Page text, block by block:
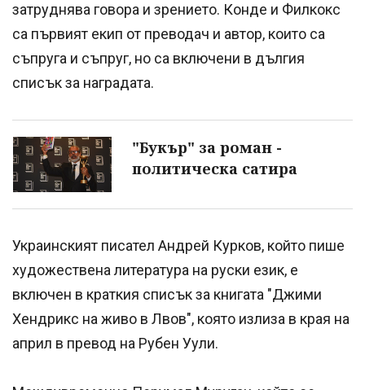
затруднява говора и зрението. Конде и Филкокс
са първият екип от преводач и автор, които са
съпруга и съпруг, но са включени в дългия
списък за наградата.
"Букър" за роман -
политическа сатира
Украинският писател Андрей Курков, който пише
художествена литература на руски език, е
включен в краткия списък за книгата "Джими
Хендрикс на живо в Лвов", която излиза в края на
април в превод на Рубен Уули.